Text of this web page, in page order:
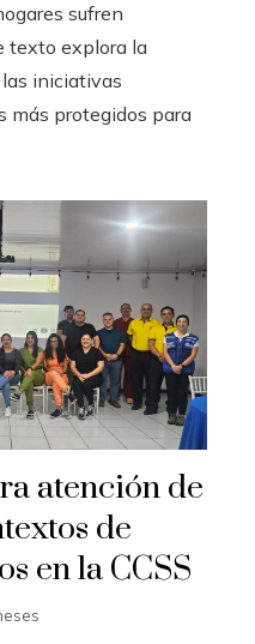
sufren
texto explora la
iniciativas
más protegidos para
atención de
de
en la CCSS